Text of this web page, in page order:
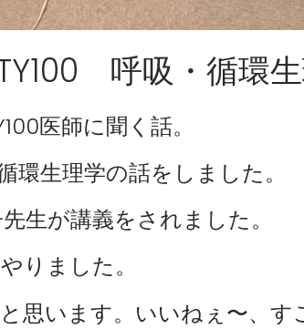
呼吸・循環
医師に聞く話。
環生理学の話をしました。
生が講義をされました。
りました。
思います。いいねぇ〜、す